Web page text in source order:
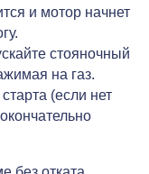
и мотор начнет
стояночный
на газ.
(если нет